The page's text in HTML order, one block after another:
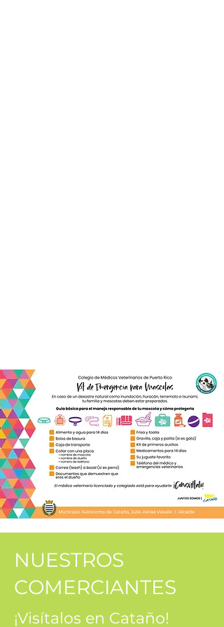
NUESTROS
COMERCIANTES
¡Visítalos en Cataño!